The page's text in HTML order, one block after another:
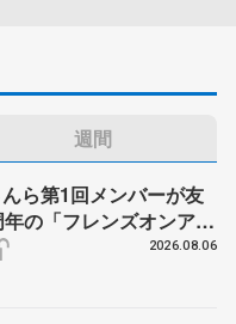
週間
ら第1回メンバーが友
の「フレンズオンアイ
さん、有川梨絵さん、
2026.08.06